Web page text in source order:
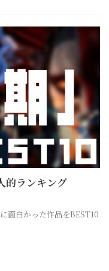
的ランキング
面白かった作品をBEST10